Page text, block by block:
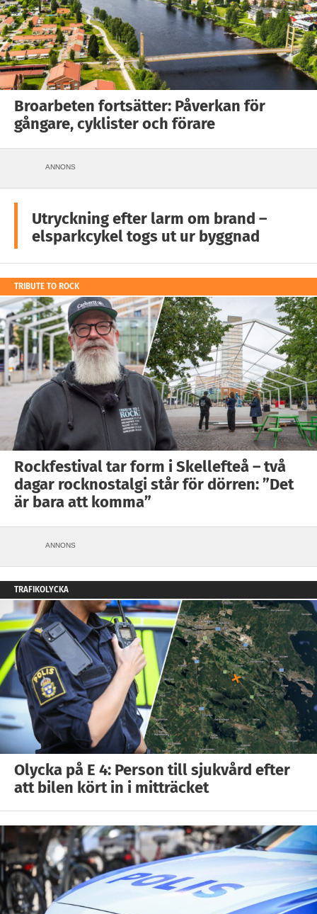
Broarbeten fortsätter: Påverkan för
gångare, cyklister och förare
ANNONS
Utryckning efter larm om brand –
elsparkcykel togs ut ur byggnad
TRIBUTE TO ROCK
Rockfestival tar form i Skellefteå – två
dagar rocknostalgi står för dörren: ”Det
är bara att komma”
ANNONS
TRAFIKOLYCKA
Olycka på E 4: Person till sjukvård efter
att bilen kört in i mitträcket